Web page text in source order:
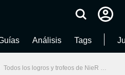
Análisis Tags
Todos los logros y trofeos de NieR Replicant: cómo conseguir el 100% del juego